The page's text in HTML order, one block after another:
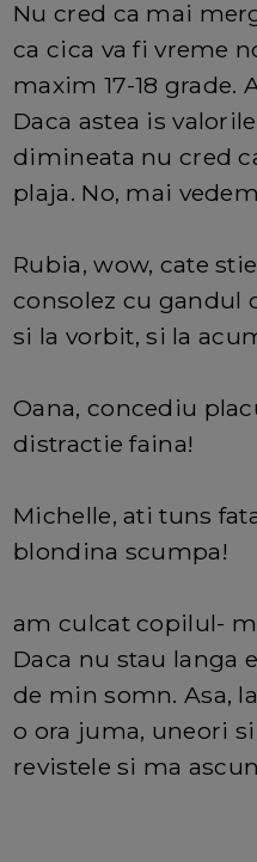
Nu cred ca mai
ca cica va fi vreme
maxim 17-18 grade.
Daca astea is
dimineata nu cred
plaja. No, mai
Rubia, wow, cate
consolez cu gandul
si la vorbit, si la
Oana, concediu
distractie faina!
Michelle, ati tuns
blondina scumpa!
am culcat copilul-
Daca nu stau langa
de min somn. Asa,
o ora juma, uneori
revistele si ma